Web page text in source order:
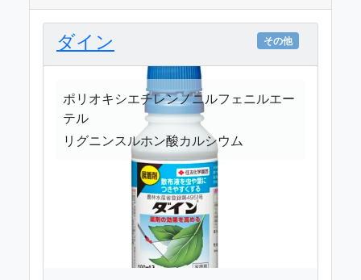
ダイン その他
ポリオキシエチレンノニルフェニルエー
テル
リグニンスルホン酸カルシウム